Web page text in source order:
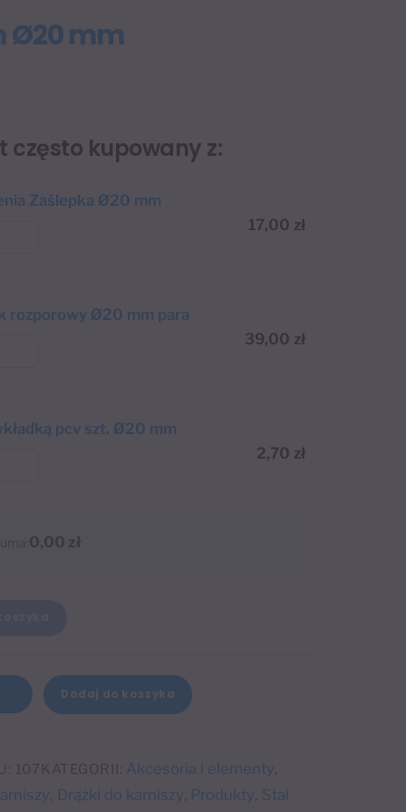
Ø20 mm
często kupowany z:
Zaślepka Ø20 mm
17,00 zł
rozporowy Ø20 mm para
39,00 zł
pcv szt. Ø20 mm
2,70 zł
0,00 zł
Dodaj do koszyka
e
r
107 KATEGORII: Akcesoria i elementy
Drążki do karniszy Produkty Stal